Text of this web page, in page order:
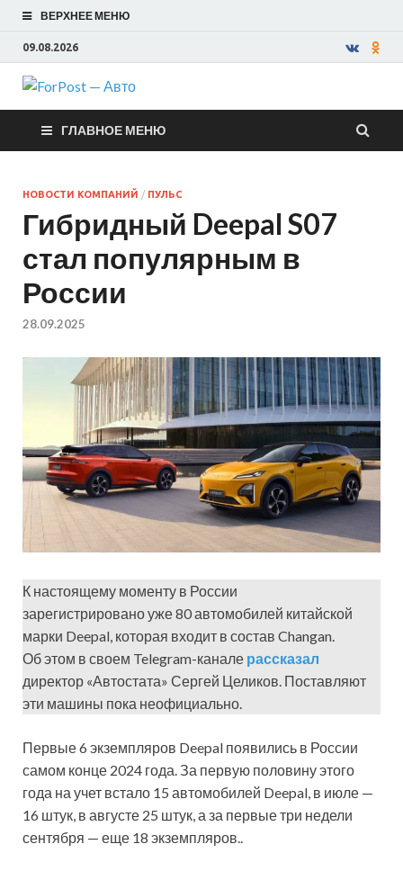
ВЕРХНЕЕ МЕНЮ
09.08.2026
ForPost —
Авто
ГЛАВНОЕ МЕНЮ
НОВОСТИ КОМПАНИЙ / ПУЛЬС
Гибридный Deepal S07
стал популярным в
России
28.09.2025
К настоящему моменту в России
зарегистрировано уже 80 автомобилей китайской
марки Deepal, которая входит в состав Changan.
Об этом в своем Telegram-канале рассказал
директор «Автостата» Сергей Целиков. Поставляют
эти машины пока неофициально.
Первые 6 экземпляров Deepal появились в России
самом конце 2024 года. За первую половину этого
года на учет встало 15 автомобилей Deepal, в июле —
16 штук, в августе 25 штук, а за первые три недели
сентября — еще 18 экземпляров..